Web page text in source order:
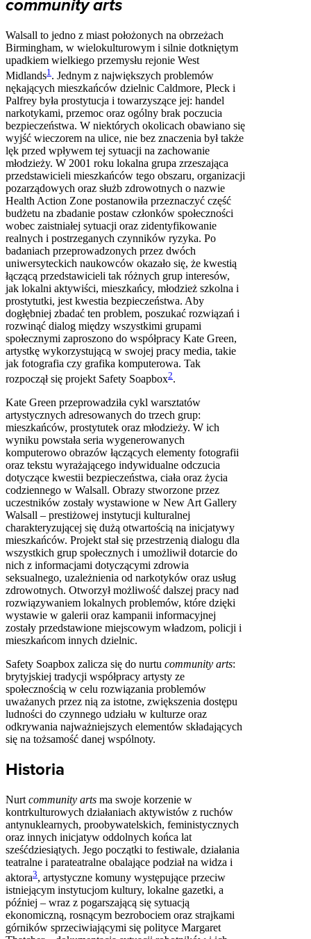
community arts
Walsall to jedno z miast położonych na obrzeżach
Birmingham, w wielokulturowym i silnie dotkniętym
upadkiem wielkiego przemysłu rejonie West
Midlands1 . Jednym z największych problemów
nękających mieszkańców dzielnic Caldmore, Pleck i
Palfrey była prostytucja i towarzyszące jej: handel
narkotykami, przemoc oraz ogólny brak poczucia
bezpieczeństwa. W niektórych okolicach obawiano się
wyjść wieczorem na ulice, nie bez znaczenia był także
lęk przed wpływem tej sytuacji na zachowanie
młodzieży. W 2001 roku lokalna grupa zrzeszająca
przedstawicieli mieszkańców tego obszaru, organizacji
pozarządowych oraz służb zdrowotnych o nazwie
Health Action Zone postanowiła przeznaczyć część
budżetu na zbadanie postaw członków społeczności
wobec zaistniałej sytuacji oraz zidentyfikowanie
realnych i postrzeganych czynników ryzyka. Po
badaniach przeprowadzonych przez dwóch
uniwersyteckich naukowców okazało się, że kwestią
łączącą przedstawicieli tak różnych grup interesów,
jak lokalni aktywiści, mieszkańcy, młodzież szkolna i
prostytutki, jest kwestia bezpieczeństwa. Aby
dogłębniej zbadać ten problem, poszukać rozwiązań i
rozwinąć dialog między wszystkimi grupami
społecznymi zaproszono do współpracy Kate Green,
artystkę wykorzystującą w swojej pracy media, takie
jak fotografia czy grafika komputerowa. Tak
rozpoczął się projekt Safety Soapbox2.
Kate Green przeprowadziła cykl warsztatów
artystycznych adresowanych do trzech grup:
mieszkańców, prostytutek oraz młodzieży. W ich
wyniku powstała seria wygenerowanych
komputerowo obrazów łączących elementy fotografii
oraz tekstu wyrażającego indywidualne odczucia
dotyczące kwestii bezpieczeństwa, ciała oraz życia
codziennego w Walsall. Obrazy stworzone przez
uczestników zostały wystawione w New Art Gallery
Walsall – prestiżowej instytucji kulturalnej
charakteryzującej się dużą otwartością na inicjatywy
mieszkańców. Projekt stał się przestrzenią dialogu dla
wszystkich grup społecznych i umożliwił dotarcie do
nich z informacjami dotyczącymi zdrowia
seksualnego, uzależnienia od narkotyków oraz usług
zdrowotnych. Otworzył możliwość dalszej pracy nad
rozwiązywaniem lokalnych problemów, które dzięki
wystawie w galerii oraz kampanii informacyjnej
zostały przedstawione miejscowym władzom, policji i
mieszkańcom innych dzielnic.
Safety Soapbox zalicza się do nurtu community arts:
brytyjskiej tradycji współpracy artysty ze
społecznością w celu rozwiązania problemów
uważanych przez nią za istotne, zwiększenia dostępu
ludności do czynnego udziału w kulturze oraz
odkrywania najważniejszych elementów składających
się na tożsamość danej wspólnoty.
Historia
Nurt community arts ma swoje korzenie w
kontrkulturowych działaniach aktywistów z ruchów
antynuklearnych, proobywatelskich, feministycznych
oraz innych inicjatyw oddolnych końca lat
sześćdziesiątych. Jego początki to festiwale, działania
teatralne i parateatralne obalające podział na widza i
aktora3, artystyczne komuny występujące przeciw
istniejącym instytucjom kultury, lokalne gazetki, a
później – wraz z pogarszającą się sytuacją
ekonomiczną, rosnącym bezrobociem oraz strajkami
górników sprzeciwiającymi się polityce Margaret